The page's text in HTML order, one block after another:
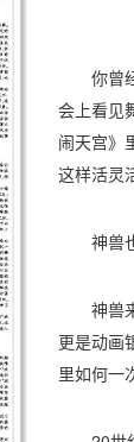
你曾
会上看见
闹天宫》
这样活灵
神兽
神兽
更是动画
里如何一